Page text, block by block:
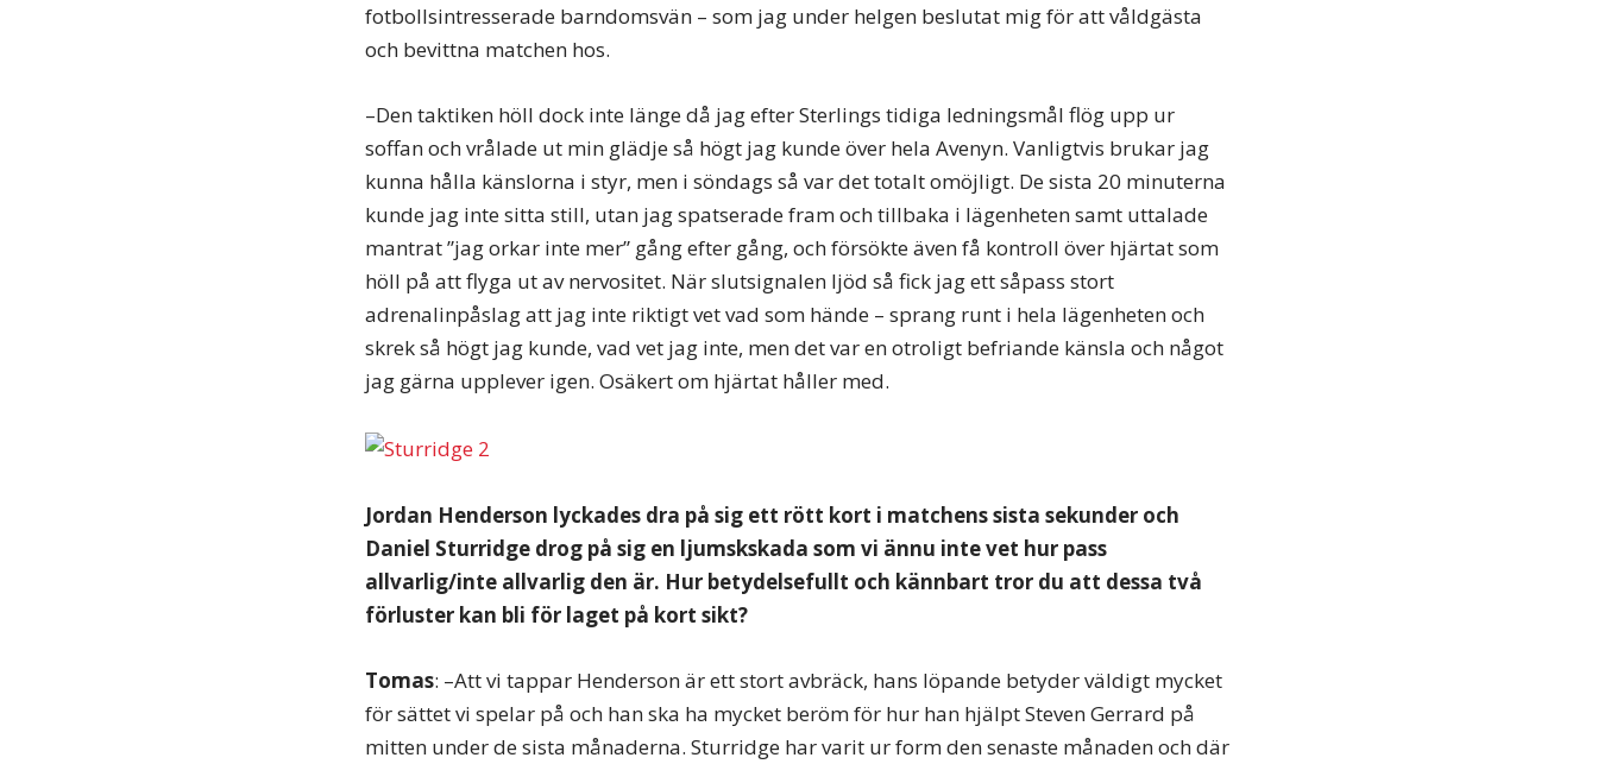
fotbollsintresserade barndomsvän – som jag under helgen beslutat mig för att våldgästa
och bevittna matchen hos.
–Den taktiken höll dock inte länge då jag efter Sterlings tidiga ledningsmål flög upp ur
soffan och vrålade ut min glädje så högt jag kunde över hela Avenyn. Vanligtvis brukar jag
kunna hålla känslorna i styr, men i söndags så var det totalt omöjligt. De sista 20 minuterna
kunde jag inte sitta still, utan jag spatserade fram och tillbaka i lägenheten samt uttalade
mantrat ”jag orkar inte mer” gång efter gång, och försökte även få kontroll över hjärtat som
höll på att flyga ut av nervositet. När slutsignalen ljöd så fick jag ett såpass stort
adrenalinpåslag att jag inte riktigt vet vad som hände – sprang runt i hela lägenheten och
skrek så högt jag kunde, vad vet jag inte, men det var en otroligt befriande känsla och något
jag gärna upplever igen. Osäkert om hjärtat håller med.
Jordan Henderson lyckades dra på sig ett rött kort i matchens sista sekunder och
Daniel Sturridge drog på sig en ljumskskada som vi ännu inte vet hur pass
allvarlig/inte allvarlig den är. Hur betydelsefullt och kännbart tror du att dessa två
förluster kan bli för laget på kort sikt?
Tomas: –Att vi tappar Henderson är ett stort avbräck, hans löpande betyder väldigt mycket
för sättet vi spelar på och han ska ha mycket beröm för hur han hjälpt Steven Gerrard på
mitten under de sista månaderna. Sturridge har varit ur form den senaste månaden och där